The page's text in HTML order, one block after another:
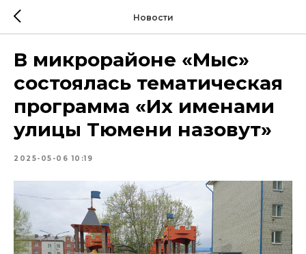
Новости
В микрорайоне «Мыс»
состоялась тематическая
программа «Их именами
улицы Тюмени назовут»
2025-05-06 10:19